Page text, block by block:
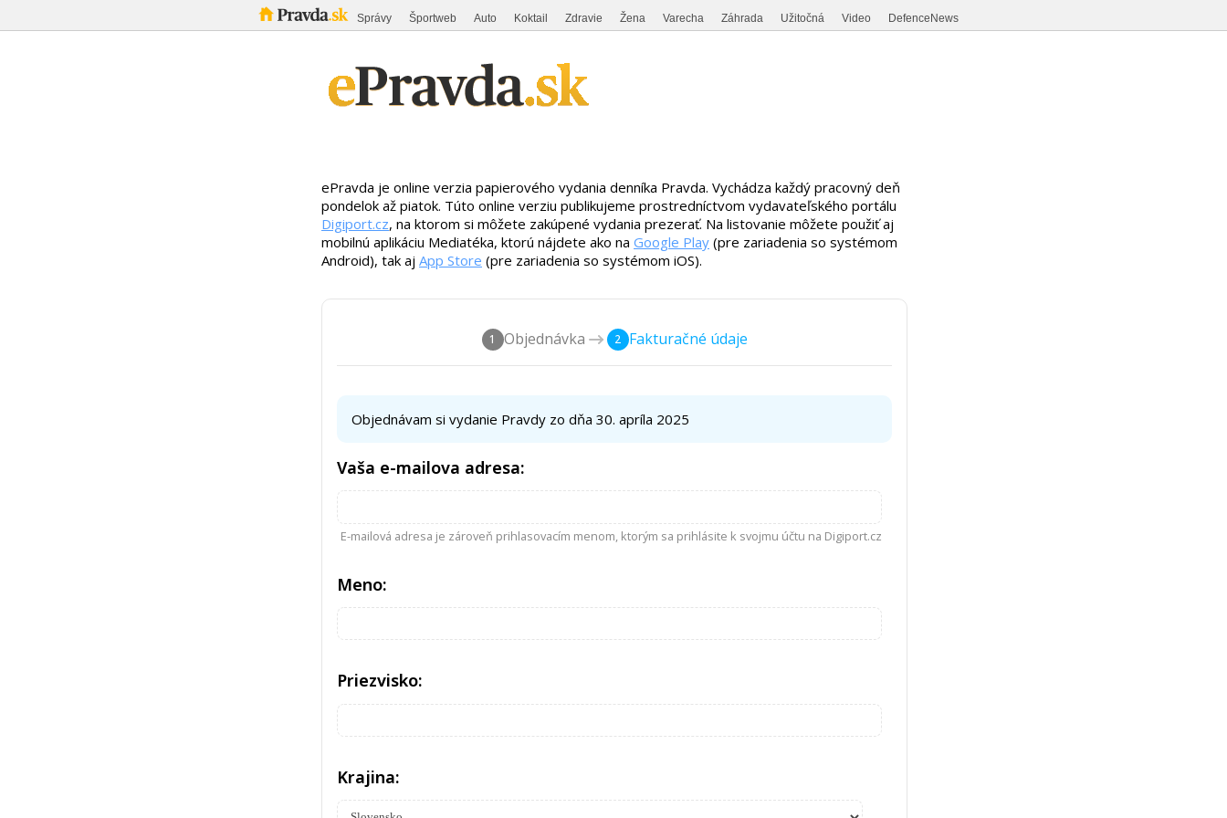
Správy Športweb Auto Koktail Zdravie Žena Varecha Záhrada Užitočná Video DefenceNews
ePravda je online verzia papierového vydania denníka Pravda. Vychádza každý pracovný deň
pondelok až piatok. Túto online verziu publikujeme prostredníctvom vydavateľského portálu
Digiport.cz, na ktorom si môžete zakúpené vydania prezerať. Na listovanie môžete použiť aj
mobilnú aplikáciu Mediatéka, ktorú nájdete ako na Google Play (pre zariadenia so systémom
Android), tak aj App Store (pre zariadenia so systémom iOS).
1 Objednávka 2 Fakturačné údaje
Objednávam si vydanie Pravdy zo dňa 30. apríla 2025
Vaša e-mailova adresa:
E-mailová adresa je zároveň prihlasovacím menom, ktorým sa prihlásite k svojmu účtu na Digiport.cz
Meno:
Priezvisko:
Krajina: